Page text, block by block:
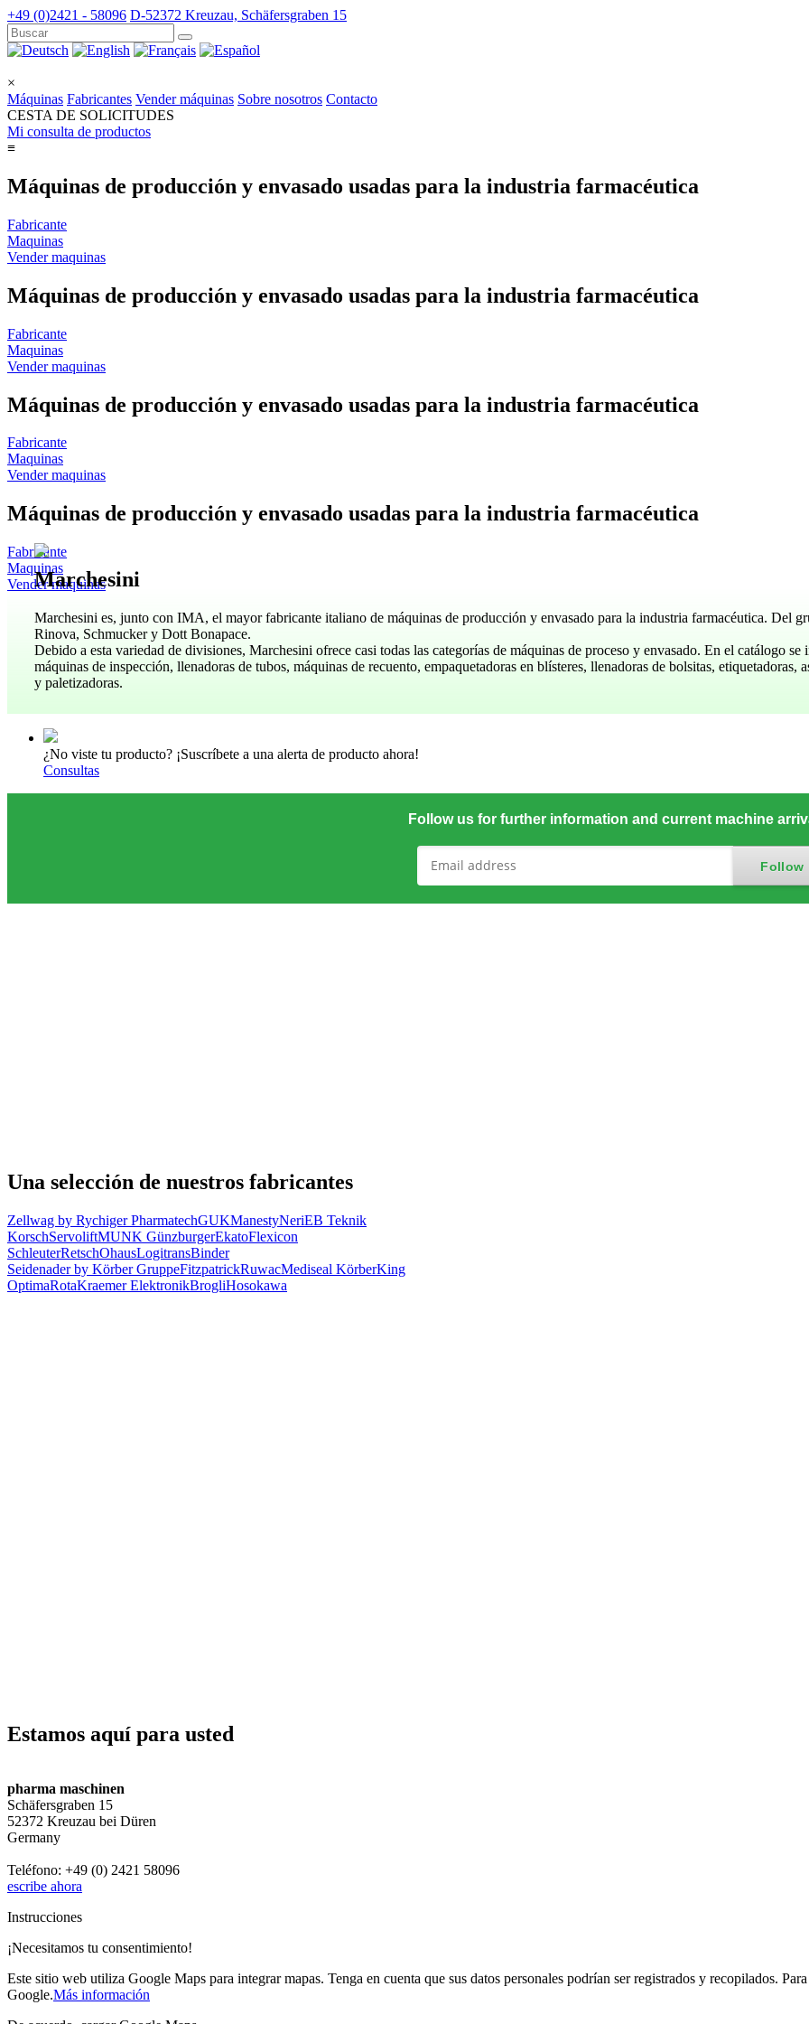
+49 (0)2421 - 58096 D-52372 Kreuzau, Schäfersgraben 15
×
Máquinas Fabricantes Vender máquinas Sobre nosotros Contacto
CESTA DE SOLICITUDES
Mi consulta de productos
≡
Máquinas de producción y envasado usadas para la industria farmacéutica
Fabricante
Maquinas
Vender maquinas
Máquinas de producción y envasado usadas para la industria farmacéutica
Fabricante
Maquinas
Vender maquinas
Máquinas de producción y envasado usadas para la industria farmacéutica
Fabricante
Maquinas
Vender maquinas
Máquinas de producción y envasado usadas para la industria farmacéutica
Fabricante
Maquinas
Vender maquinas
Marchesini
Marchesini es, junto con IMA, el mayor fabricante italiano de máquinas de producción y envasado para la industria farmacéutica. Del
Rinova, Schmucker y Dott Bonapace.
Debido a esta variedad de divisiones, Marchesini ofrece casi todas las categorías de máquinas de proceso y envasado. En el catálogo
máquinas de inspección, llenadoras de tubos, máquinas de recuento, empaquetadoras en blísteres, llenadoras de bolsitas,
y paletizadoras.
¿No viste tu producto? ¡Suscríbete a una alerta de producto ahora!
Consultas
Follow us for further information and current machine
Una selección de nuestros fabricantes
Zellwag by Rychiger PharmatechGUKManestyNeriEB Teknik
KorschServoliftMUNK GünzburgerEkatoFlexicon
SchleuterRetschOhausLogitransBinder
Seidenader by Körber GruppeFitzpatrickRuwacMediseal KörberKing
OptimaRotaKraemer ElektronikBrogliHosokawa
Estamos aquí para usted
pharma maschinen
Schäfersgraben 15
52372 Kreuzau bei Düren
Germany
Teléfono: +49 (0) 2421 58096
escribe ahora
Instrucciones
¡Necesitamos tu consentimiento!
Este sitio web utiliza Google Maps para integrar mapas. Tenga en cuenta que sus datos personales podrían ser registrados y recopilados.
Google.Más información